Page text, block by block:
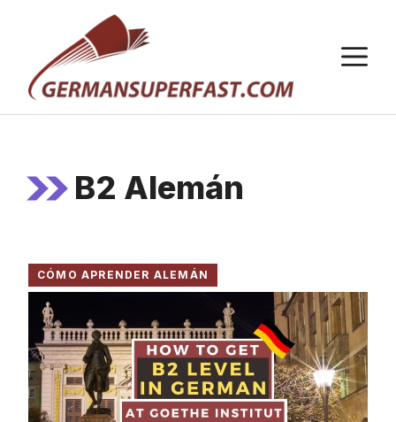
contenido
B2 Alemán
CÓMO APRENDER ALEMÁN